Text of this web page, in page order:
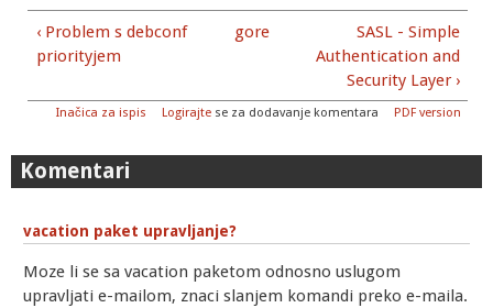
‹ Problem s debconf
priorityjem
gore
SASL - Simple
Authentication and
Security Layer ›
Inačica za ispis Logirajte se za dodavanje komentara PDF version
Komentari
vacation paket upravljanje?
Moze li se sa vacation paketom odnosno uslugom
upravljati e-mailom, znaci slanjem komandi preko e-maila.